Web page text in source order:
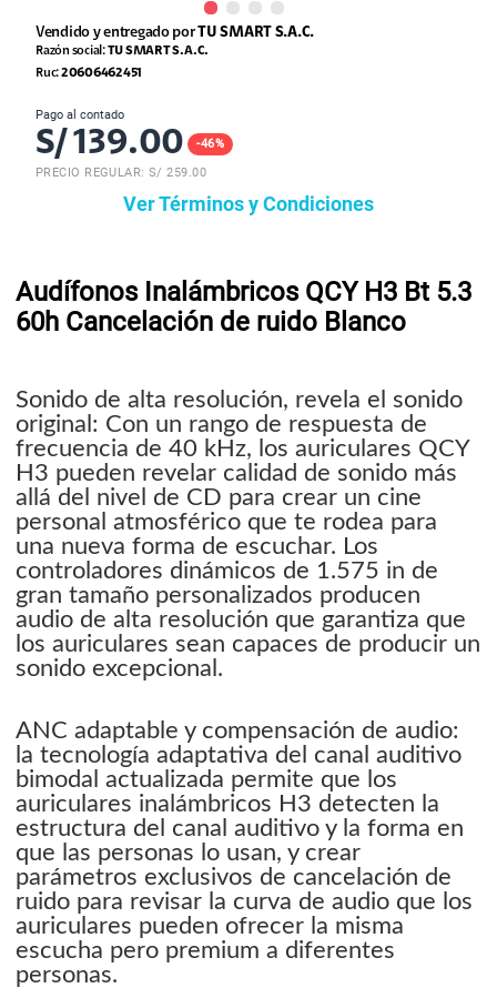
Vendido y entregado por TU SMART S.A.C.
Razón social:TU SMART S.A.C.
Ruc:20606462451
Pago al contado
S/139.00 -46%
PRECIO REGULAR: S/259.00
Ver Términos y Condiciones
Audífonos Inalámbricos QCY H3 Bt 5.3
60h Cancelación de ruido Blanco
Sonido de alta resolución, revela el sonido
original: Con un rango de respuesta de
frecuencia de 40 kHz, los auriculares QCY
H3 pueden revelar calidad de sonido más
allá del nivel de CD para crear un cine
personal atmosférico que te rodea para
una nueva forma de escuchar. Los
controladores dinámicos de 1.575 in de
gran tamaño personalizados producen
audio de alta resolución que garantiza que
los auriculares sean capaces de producir un
sonido excepcional.
ANC adaptable y compensación de audio:
la tecnología adaptativa del canal auditivo
bimodal actualizada permite que los
auriculares inalámbricos H3 detecten la
estructura del canal auditivo y la forma en
que las personas lo usan, y crear
parámetros exclusivos de cancelación de
ruido para revisar la curva de audio que los
auriculares pueden ofrecer la misma
escucha pero premium a diferentes
personas.